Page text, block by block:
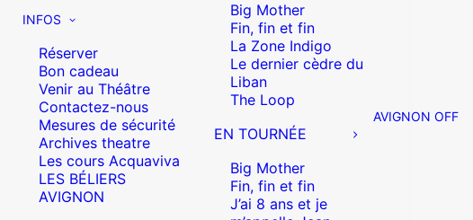
INFOS
Réserver
Bon cadeau
Venir au Théâtre
Contactez-nous
Mesures de sécurité
Archives theatre
Les cours Acquaviva
LES BÉLIERS
AVIGNON
Big Mother
Fin, fin et fin
La Zone Indigo
Le dernier cèdre du
Liban
The Loop
EN TOURNÉE
Big Mother
Fin, fin et fin
J’ai 8 ans et je
AVIGNON OFF